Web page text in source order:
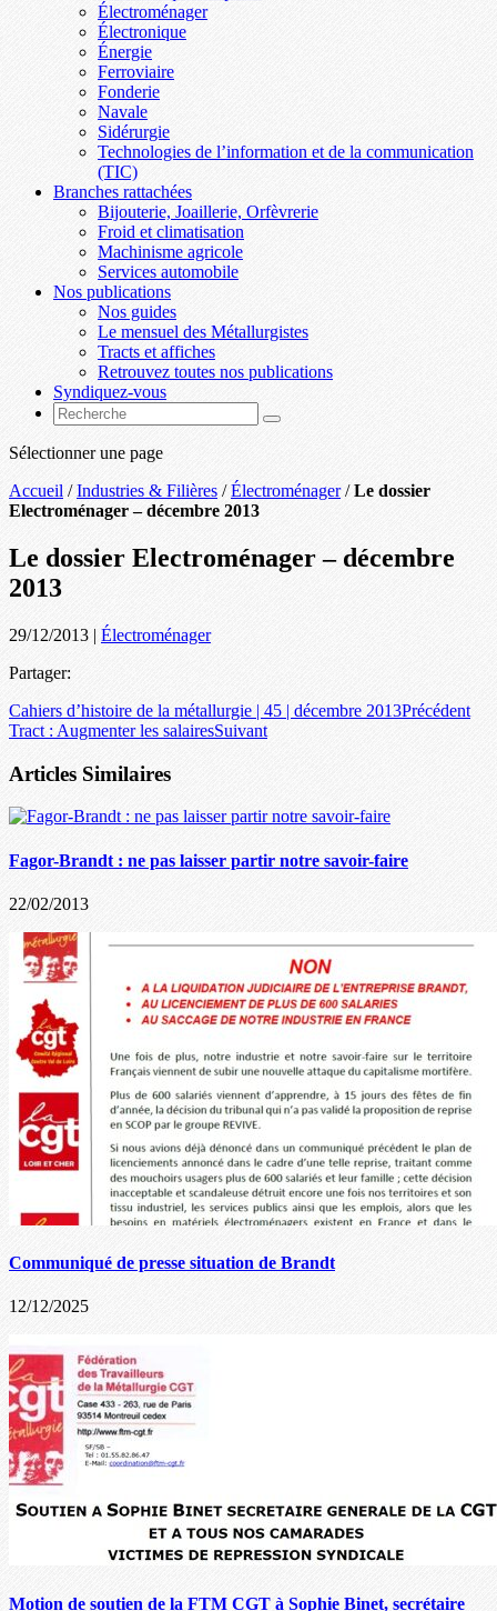
Électroménager
Électronique
Énergie
Ferroviaire
Fonderie
Navale
Sidérurgie
Technologies de l’information et de la communication
(TIC)
Branches rattachées
Bijouterie, Joaillerie, Orfèvrerie
Froid et climatisation
Machinisme agricole
Services automobile
Nos publications
Nos guides
Le mensuel des Métallurgistes
Tracts et affiches
Retrouvez toutes nos publications
Syndiquez-vous
Sélectionner une page
Accueil /Industries & Filières /Électroménager/Le dossier
Electroménager – décembre 2013
Le dossier Electroménager – décembre
2013
29/12/2013 | Électroménager
Partager:
Cahiers d’histoire de la métallurgie | 45 | décembre 2013Précédent
Tract : Augmenter les salairesSuivant
Articles Similaires
Fagor-Brandt : ne pas laisser partir notre savoir-faire
22/02/2013
Communiqué de presse situation de Brandt
12/12/2025
Motion de soutien de la FTM CGT à Sophie Binet, secrétaire